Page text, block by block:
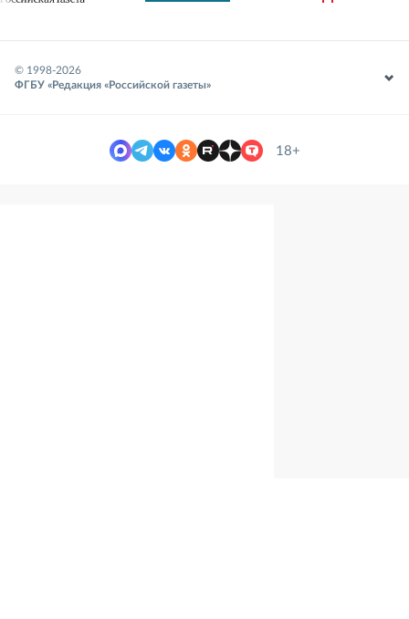
© 1998-2026
ФГБУ «Редакция «Российской газеты»
18+